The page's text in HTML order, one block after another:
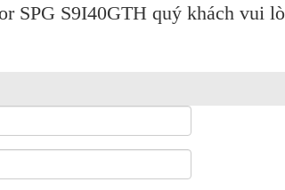
SPG S9I40GTH quý khách vui